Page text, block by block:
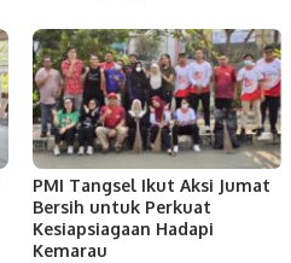
PMI Tangsel Ikut Aksi Jumat
Bersih untuk Perkuat
Kesiapsiagaan Hadapi
Kemarau